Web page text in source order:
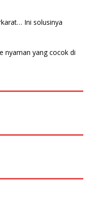
Ini solusinya
nyaman yang cocok di